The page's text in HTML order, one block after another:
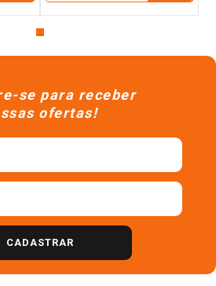
se para receber
ofertas!
CADASTRAR